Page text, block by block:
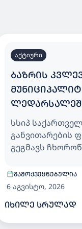
აქტიური
ᲑᲐᲖᲠᲘᲡ
ᲒᲐᲗᲕᲚᲘᲚᲘ
სსიპ
განვითარების
გეგმავს
ლედარსალეში
საბავშვო
კორექტირება
სამუშაოების
ᲒᲐᲛᲝᲥᲕᲔᲧᲜᲔᲑᲣᲚᲘᲐ
6 აგვისტო, 2026
ᲘᲮᲘᲚᲔ ᲡᲠᲣᲚᲐᲓ